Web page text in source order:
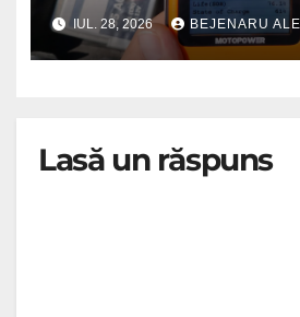
IUL. 28, 2026 BEJENARU
Lasă un răspuns